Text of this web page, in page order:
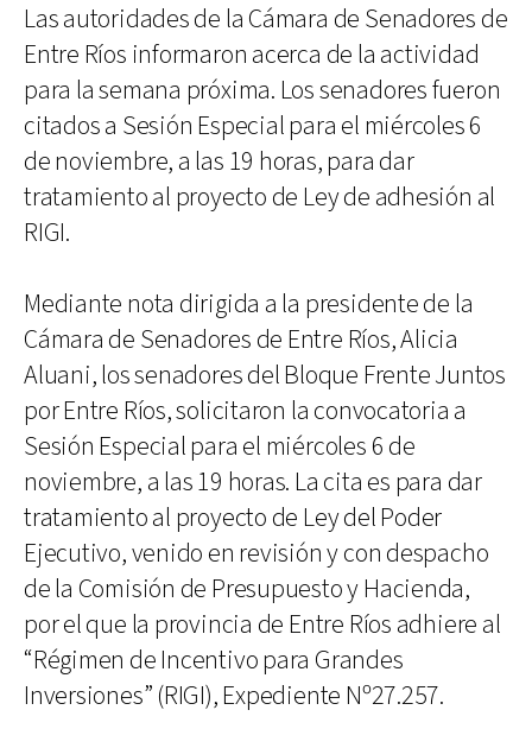
Las autoridades de la Cámara de Senadores de
Entre Ríos informaron acerca de la actividad
para la semana próxima. Los senadores fueron
citados a Sesión Especial para el miércoles 6
de noviembre, a las 19 horas, para dar
tratamiento al proyecto de Ley de adhesión al
RIGI.
Mediante nota dirigida a la presidente de la
Cámara de Senadores de Entre Ríos, Alicia
Aluani, los senadores del Bloque Frente Juntos
por Entre Ríos, solicitaron la convocatoria a
Sesión Especial para el miércoles 6 de
noviembre, a las 19 horas. La cita es para dar
tratamiento al proyecto de Ley del Poder
Ejecutivo, venido en revisión y con despacho
de la Comisión de Presupuesto y Hacienda,
por el que la provincia de Entre Ríos adhiere al
“Régimen de Incentivo para Grandes
Inversiones” (RIGI), Expediente Nº27.257.